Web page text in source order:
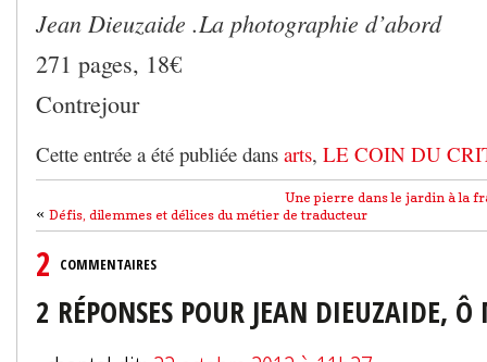
Jean Dieuzaide .La photographie d’abord
271 pages, 18€
Contrejour
Cette entrée a été publiée dans arts, LE COIN DU
Une pierre dans le jardin à la
« Défis, dilemmes et délices du métier de traducteur
2 COMMENTAIRES
2 RÉPONSES POUR JEAN DIEUZAIDE,